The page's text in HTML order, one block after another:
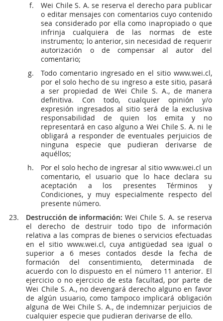
Wei Chile S. A. se reserva el derecho para publicar
o editar mensajes con comentarios cuyo contenido
sea considerado por ella como inapropiado o que
infrinja cualquiera de las normas de este
instrumento; lo anterior, sin necesidad de requerir
autorización o de compensar al autor del
comentario;
Todo comentario ingresado en el sitio www.wei.cl,
por el solo hecho de su ingreso a este sitio, pasará
a ser propiedad de Wei Chile S. A., de manera
definitiva. Con todo, cualquier opinión y/o
expresión ingresados al sitio será de la exclusiva
responsabilidad de quien los emita y no
representará en caso alguno a Wei Chile S. A. ni le
obligará a responder de eventuales perjuicios de
ninguna especie que pudieran derivarse de
aquéllos;
Por el solo hecho de ingresar al sitio www.wei.cl un
comentario, el usuario que lo hace declara su
aceptación a los presentes Términos y
Condiciones, y muy especialmente respecto del
presente número.
Destrucción de información: Wei Chile S. A. se reserva
el derecho de destruir todo tipo de información
relativa a las compras de bienes o servicios efectuadas
en el sitio www.wei.cl, cuya antigüedad sea igual o
superior a 6 meses contados desde la fecha de
formación del consentimiento, determinada de
acuerdo con lo dispuesto en el número 11 anterior. El
ejercicio o no ejercicio de esta facultad, por parte de
Wei Chile S. A., no devengará derecho alguno en favor
de algún usuario, como tampoco implicará obligación
alguna de Wei Chile S. A., de indemnizar perjuicios de
cualquier especie que pudieran derivarse de ello.